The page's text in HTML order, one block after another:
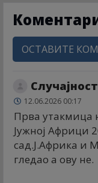
ОСТАВИТЕ
12.06.2026 00:17
Прва утакмица
Јужној Африци
сад.Ј.Африка и
гледао а ову не.